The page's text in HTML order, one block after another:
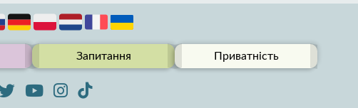
Запитання Приватність